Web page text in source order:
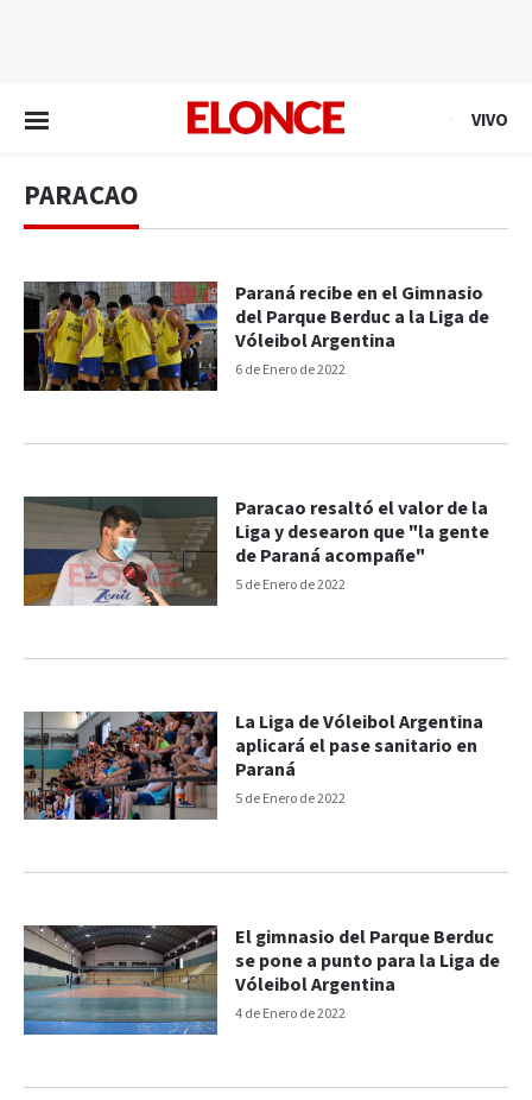
VIVO
PARACAO
6 de Enero de 2022
Paraná recibe en el Gimnasio
del Parque Berduc a la Liga de
Vóleibol Argentina
5 de Enero de 2022
Paracao resaltó el valor de la
Liga y desearon que "la gente
de Paraná acompañe"
5 de Enero de 2022
La Liga de Vóleibol Argentina
aplicará el pase sanitario en
Paraná
4 de Enero de 2022
El gimnasio del Parque Berduc
se pone a punto para la Liga de
Vóleibol Argentina